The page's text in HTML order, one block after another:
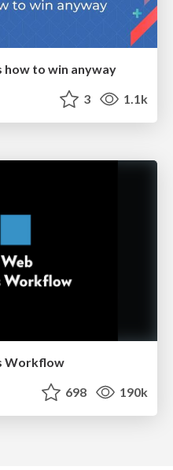
how to win anyway
3 1.1k
Workflow
698 190k